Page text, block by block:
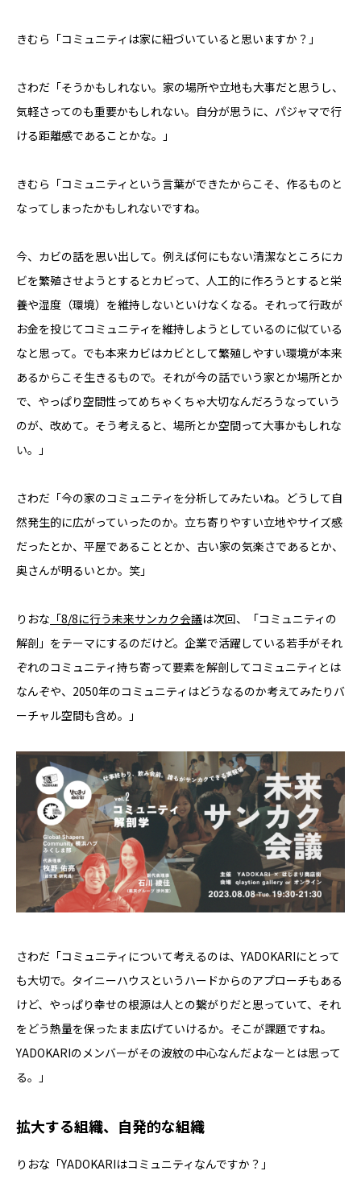
きむら「コミュニティは家に紐づいていると思いますか？」
さわだ「そうかもしれない。家の場所や立地も大事だと思うし、
気軽さってのも重要かもしれない。自分が思うに、パジャマで行
ける距離感であることかな。」
きむら「コミュニティという言葉ができたからこそ、作るものと
なってしまったかもしれないですね。
今、カビの話を思い出して。例えば何にもない清潔なところにカ
ビを繁殖させようとするとカビって、人工的に作ろうとすると栄
養や湿度（環境）を維持しないといけなくなる。それって行政が
お金を投じてコミュニティを維持しようとしているのに似ている
なと思って。でも本来カビはカビとして繁殖しやすい環境が本来
あるからこそ生きるもので。それが今の話でいう家とか場所とか
で、やっぱり空間性ってめちゃくちゃ大切なんだろうなっていう
のが、改めて。そう考えると、場所とか空間って大事かもしれな
い。」
さわだ「今の家のコミュニティを分析してみたいね。どうして自
然発生的に広がっていったのか。立ち寄りやすい立地やサイズ感
だったとか、平屋であることとか、古い家の気楽さであるとか、
奥さんが明るいとか。笑」
りおな 「8/8に行う未来サンカク会議は次回、「コミュニティの
解剖」をテーマにするのだけど。企業で活躍している若手がそれ
ぞれのコミュニティ持ち寄って要素を解剖してコミュニティとは
なんぞや、2050年のコミュニティはどうなるのか考えてみたりバ
ーチャル空間も含め。」
さわだ「コミュニティについて考えるのは、YADOKARIにとって
も大切で。タイニーハウスというハードからのアプローチもある
けど、やっぱり幸せの根源は人との繋がりだと思っていて、それ
をどう熱量を保ったまま広げていけるか。そこが課題ですね。
YADOKARIのメンバーがその波紋の中心なんだよなーとは思って
る。」
拡大する組織、自発的な組織
りおな「YADOKARIはコミュニティなんですか？」